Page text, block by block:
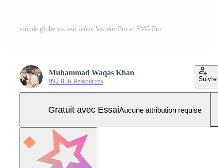
monde globe vecteur icône Vecteur Pro et SVG Pro
Muhammad Waqas Khan
992 856 Ressources Suivre
Gratuit avec EssaiAucune attribution requise